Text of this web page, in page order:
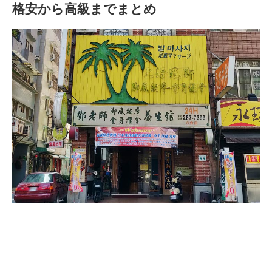
格安から高級までまとめ